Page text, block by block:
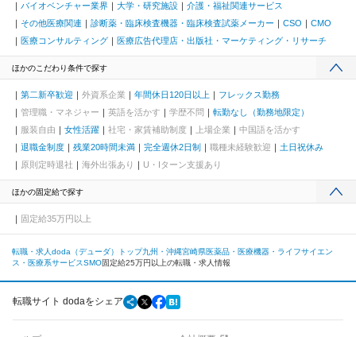
バイオベンチャー業界
大学・研究施設
介護・福祉関連サービス
その他医療関連
診断薬・臨床検査機器・臨床検査試薬メーカー CSO
CMO
医療コンサルティング
医療広告代理店・出版社・マーケティング・リサーチ
ほかのこだわり条件で探す
第二新卒歓迎 外資系企業 年間休日120日以上
フレックス勤務
管理職・マネジャー
英語を活かす 学歴不問
転勤なし（勤務地限定）
服装自由
女性活躍 社宅・家賃補助制度 上場企業
中国語を活かす
退職金制度
残業20時間未満 完全週休2日制 職種未経験歓迎
土日祝休み
原則定時退社
海外出張あり U・Iターン支援あり
ほかの固定給で探す
固定給35万円以上
転職・求人doda（デューダ）トップ九州・沖縄宮崎県医薬品・医療機器・ライフサイエン
ス・医療系サービスSMO固定給25万円以上の転職・求人情報
転職サイト dodaをシェア